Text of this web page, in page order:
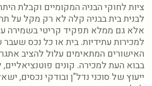
ציות לחוקי הבניה המקומיים וקבלת
לבניתבית בבניה קלה לא רק מקל על
אלא גם ממלא תפקיד קריטי בשמירה
למכירות עתידיות. בית או כל נכס שעבר
האישורים המתאימים עלול להציב
בבוא העת למכירה. קונים
ייעוץ של סוכני נדל"ן ובודקי נכסים,